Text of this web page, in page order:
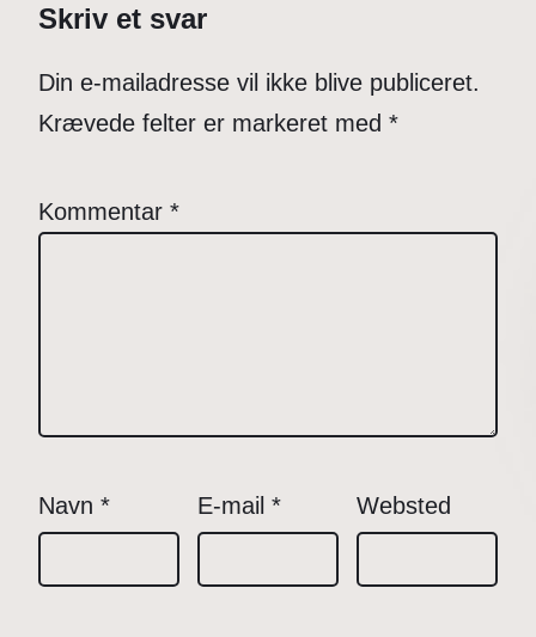
Skriv et svar
Din e-mailadresse vil ikke blive publiceret.
Krævede felter er markeret med *
Kommentar *
Navn * E-mail * Websted